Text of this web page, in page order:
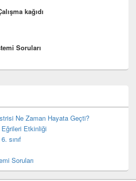
kağıdı
Soruları
Ne Zaman Hayata Geçti?
Eğrileri Etkinliği
sınıf
Soruları